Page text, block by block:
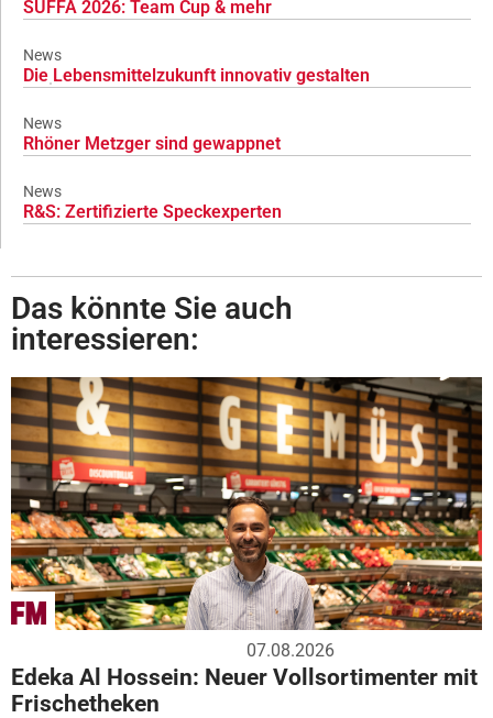
SÜFFA 2026: Team Cup & mehr
News
Die Lebensmittelzukunft innovativ gestalten
News
Rhöner Metzger sind gewappnet
News
R&S: Zertifizierte Speckexperten
Das könnte Sie auch
interessieren:
07.08.2026
Edeka Al Hossein: Neuer Vollsortimenter mit
Frischetheken